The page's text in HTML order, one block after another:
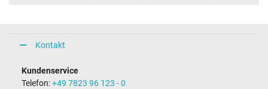
Kontakt
Kundenservice
Telefon:+49 7823 96 123 - 0